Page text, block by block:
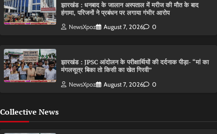
झारखंड : धनबाद के जालान अस्पताल में मरीज की मौत के बाद
हंगामा, परिजनों ने प्रबंधन पर लगाया गंभीर आरोप
NewsXpoz August 7, 2026 0
झारखंड : JPSC आंदोलन के परीक्षार्थियों की दर्दनाक पीड़ा- “मां का
मंगलसूत्र बिका तो किसी का खेत गिरवी”
NewsXpoz August 7, 2026 0
Collective News